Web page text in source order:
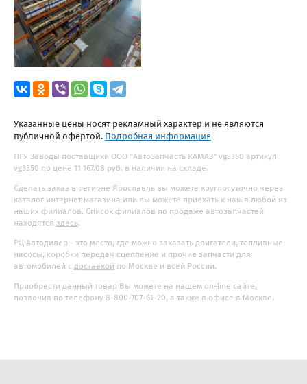
Указанные цены носят рекламный характер и не являются
публичной офертой. Подробная информация
ПГУ Заводы поставщики ООО "АвтоЗапчасть КАМАЗ" vg3350 артикул
vg3350 по цене 11 167.08 руб. в наличии на складе.
Сделать заказ в регионе Ярославль вы можете круглосуточно через
каталог интернет магазина или вы можете приехать к нам в любой из
наших филиалов. Список филиалов по продаже автозапчастей
находятся здесь.
РЦ Автодилер - это место, где можно заказать двигатели, топливные
насосы, коробки передач сцепление и прочие запчасти для
автомобилей с доставкой по Москве и всей России.
Приобрести данный товар Вы можете на нашем on-line сайте,
позвонив по телефону 8-800-707-61-20, а также в офисе в Москве.